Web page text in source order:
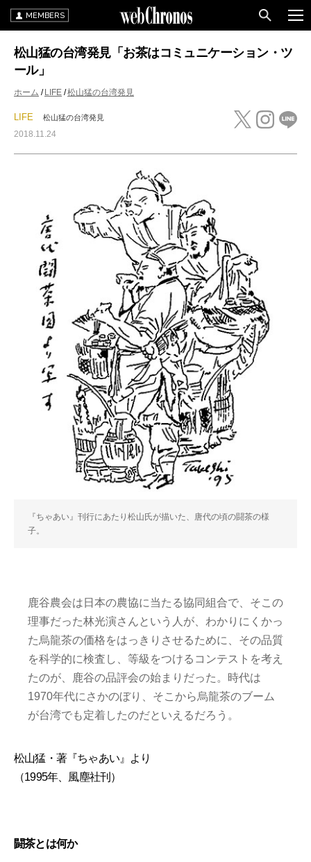
MEMBERS
松山猛の台湾発見「お茶はコミュニケーション・ツ
ール」
ホーム LIFE 松山猛の台湾発見
LIFE 松山猛の台湾発見
2018.11.24
『ちゃあい』刊行にあたり松山氏が描いた、唐代の頃の闘茶の様
子。
鹿谷農会は日本の農協に当たる協同組合で、そこの
理事だった林光演さんという人が、わかりにくかっ
た烏龍茶の価格をはっきりさせるために、その品質
を科学的に検査し、等級をつけるコンテストを考え
たのが、鹿谷の品評会の始まりだった。時代は
1970年代にさかのぼり、そこから烏龍茶のブーム
が台湾でも定着したのだといえるだろう。
松山猛・著『ちゃあい』より
（1995年、風塵社刊）
闘茶とは何か